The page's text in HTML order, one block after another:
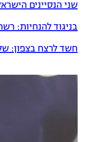
שני הנסיינים
בניגוד להנחיות:
חשד לרצח בצפון: